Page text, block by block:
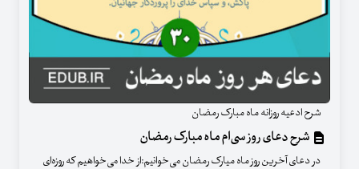
شرح ادعیه روزانه ماه مبارک رمضان
شرح دعای روز سی‌ام ماه مبارک رمضان
در دعای آخرین روز ماه میارک رمضان می‌خوانیم:از خدا می‌خواهیم که روزه‌ای